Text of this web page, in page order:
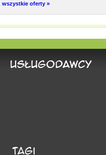
wszystkie oferty »